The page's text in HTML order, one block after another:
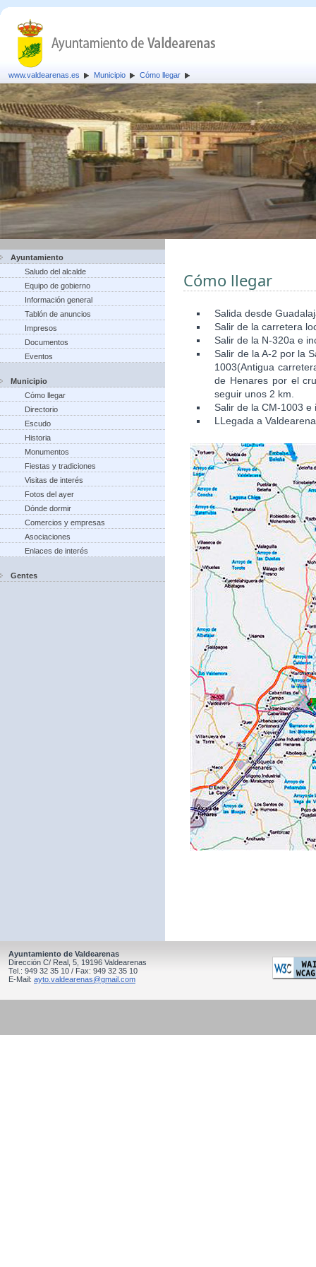
www.valdearenas.es Municipio Cómo llegar
Ayuntamiento
Saludo del alcalde
Equipo de gobierno
Información general
Tablón de anuncios
Impresos
Documentos
Eventos
Municipio
Cómo llegar
Directorio
Escudo
Historia
Monumentos
Fiestas y tradiciones
Visitas de interés
Fotos del ayer
Dónde dormir
Comercios y empresas
Asociaciones
Enlaces de interés
Gentes
Cómo llegar
Salida desde
Salir de la carretera
Salir de la N-320a e
Salir de la A-2 por la
1003(Antigua
de Henares por el
seguir unos 2 km.
Salir de la CM-1003
LLegada a
Ayuntamiento de Valdearenas
Dirección C/ Real, 5, 19196 Valdearenas
Tel.: 949 32 35 10 / Fax: 949 32 35 10
E-Mail: ayto.valdearenas@gmail.com